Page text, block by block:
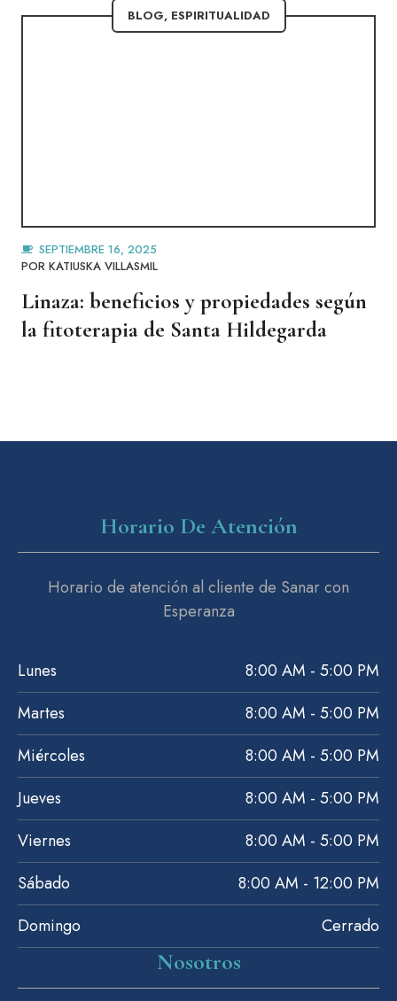
BLOG, ESPIRITUALIDAD
SEPTIEMBRE 16, 2025
POR KATIUSKA VILLASMIL
Linaza: beneficios y propiedades según
la fitoterapia de Santa Hildegarda
Nosotros
Horario De Atención
Horario de atención al cliente de Sanar con
Esperanza
Lunes
8:00 AM - 5:00 PM
Martes
8:00 AM - 5:00 PM
Miércoles
8:00 AM - 5:00 PM
Jueves
8:00 AM - 5:00 PM
Viernes
8:00 AM - 5:00 PM
Sábado
8:00 AM - 12:00 PM
Domingo
Cerrado